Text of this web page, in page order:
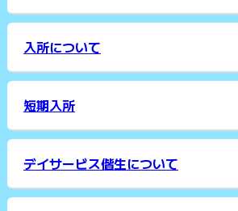
入所について
短期入所
デイサービス偕生について